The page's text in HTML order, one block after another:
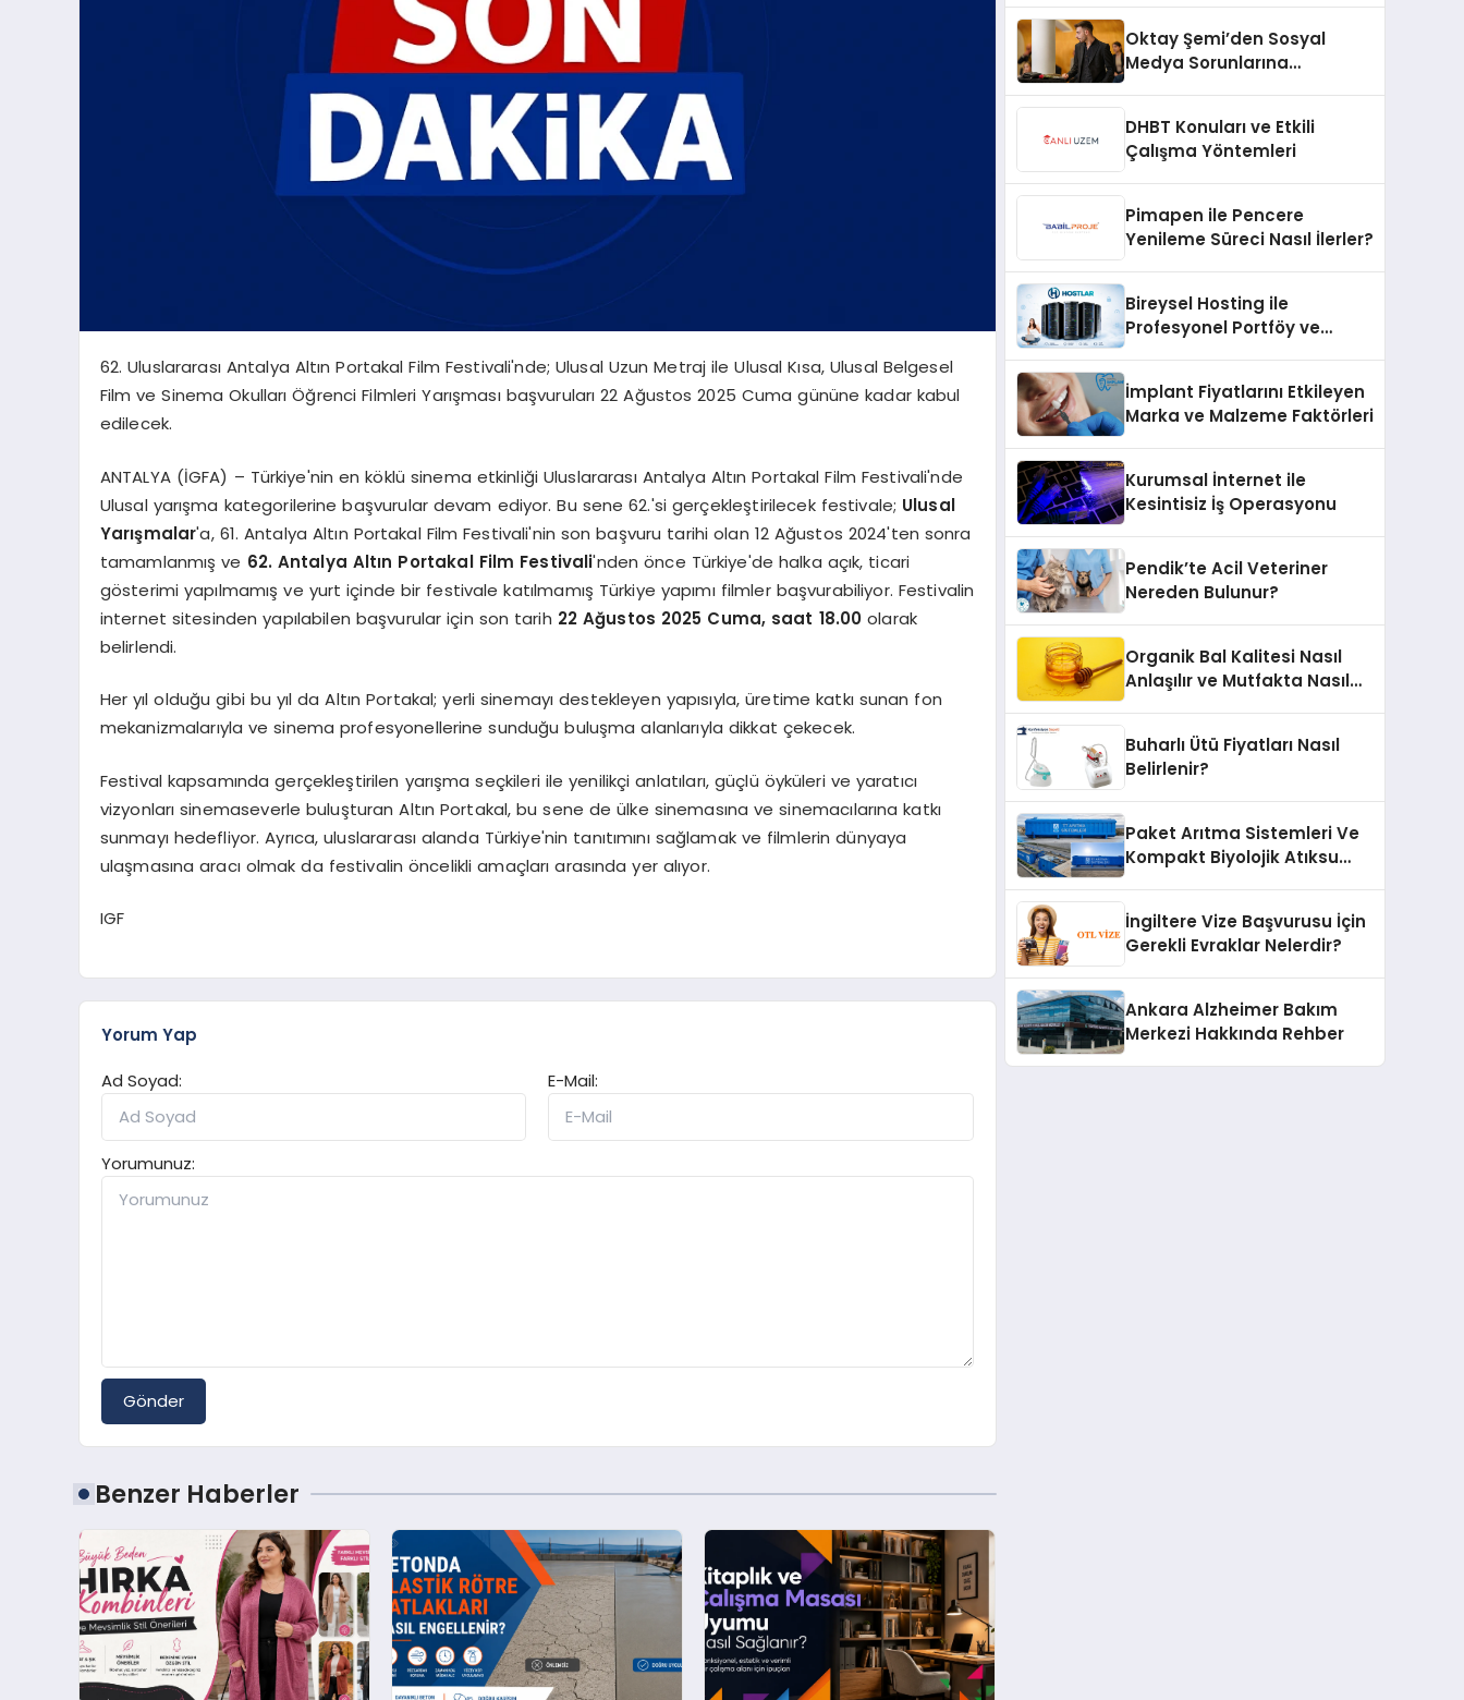
62. Uluslararası Antalya Altın Portakal Film Festivali'nde; Ulusal Uzun Metraj ile Ulusal Kısa, Ulusal Belgesel
Film ve Sinema Okulları Öğrenci Filmleri Yarışması başvuruları 22 Ağustos 2025 Cuma gününe kadar kabul
edilecek.
ANTALYA (İGFA) – Türkiye'nin en köklü sinema etkinliği Uluslararası Antalya Altın Portakal Film Festivali'nde
Ulusal yarışma kategorilerine başvurular devam ediyor. Bu sene 62.'si gerçekleştirilecek festivale; Ulusal
Yarışmalar'a, 61. Antalya Altın Portakal Film Festivali'nin son başvuru tarihi olan 12 Ağustos 2024'ten sonra
tamamlanmış ve 62. Antalya Altın Portakal Film Festivali'nden önce Türkiye'de halka açık, ticari
gösterimi yapılmamış ve yurt içinde bir festivale katılmamış Türkiye yapımı filmler başvurabiliyor. Festivalin
internet sitesinden yapılabilen başvurular için son tarih 22 Ağustos 2025 Cuma, saat 18.00 olarak
belirlendi.
Her yıl olduğu gibi bu yıl da Altın Portakal; yerli sinemayı destekleyen yapısıyla, üretime katkı sunan fon
mekanizmalarıyla ve sinema profesyonellerine sunduğu buluşma alanlarıyla dikkat çekecek.
Festival kapsamında gerçekleştirilen yarışma seçkileri ile yenilikçi anlatıları, güçlü öyküleri ve yaratıcı
vizyonları sinemaseverle buluşturan Altın Portakal, bu sene de ülke sinemasına ve sinemacılarına katkı
sunmayı hedefliyor. Ayrıca, uluslararası alanda Türkiye'nin tanıtımını sağlamak ve filmlerin dünyaya
ulaşmasına aracı olmak da festivalin öncelikli amaçları arasında yer alıyor.
IGF
Yorum Yap
Ad Soyad:
E-Mail:
Yorumunuz:
Gönder
Benzer Haberler
Oktay Şemi’den Sosyal
Medya Sorunlarına
DHBT Konuları ve Etkili
Çalışma Yöntemleri
Pimapen ile Pencere
Yenileme Süreci Nasıl İlerler?
Bireysel Hosting ile
Profesyonel Portföy ve
İmplant Fiyatlarını Etkileyen
Marka ve Malzeme Faktörleri
Kurumsal İnternet ile
Kesintisiz İş Operasyonu
Pendik’te Acil Veteriner
Nereden Bulunur?
Organik Bal Kalitesi Nasıl
Anlaşılır ve Mutfakta Nasıl
Buharlı Ütü Fiyatları Nasıl
Belirlenir?
Paket Arıtma Sistemleri Ve
Kompakt Biyolojik Atıksu
İngiltere Vize Başvurusu İçin
Gerekli Evraklar Nelerdir?
Ankara Alzheimer Bakım
Merkezi Hakkında Rehber